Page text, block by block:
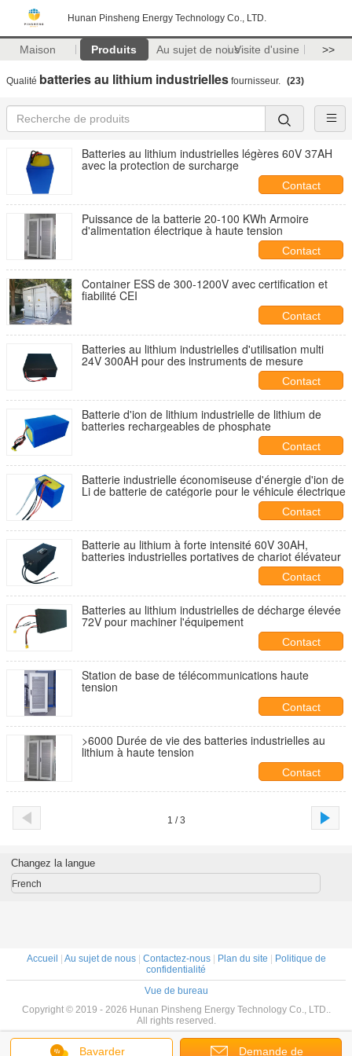
Hunan Pinsheng Energy Technology Co., LTD.
Maison Produits Au sujet de nousVisite d'usine >>
Qualité batteries au lithium industrielles fournisseur. (23)
Batteries au lithium industrielles légères 60V 37AH
avec la protection de surcharge
Contact
Puissance de la batterie 20-100 KWh Armoire
d'alimentation électrique à haute tension
Contact
Container ESS de 300-1200V avec certification et
fiabilité CEI
Contact
Batteries au lithium industrielles d'utilisation multi
24V 300AH pour des instruments de mesure
Contact
Batterie d'ion de lithium industrielle de lithium de
batteries rechargeables de phosphate
Contact
Batterie industrielle économiseuse d'énergie d'ion de
Li de batterie de catégorie pour le véhicule électrique
Contact
Batterie au lithium à forte intensité 60V 30AH,
batteries industrielles portatives de chariot élévateur
Contact
Batteries au lithium industrielles de décharge élevée
72V pour machiner l'équipement
Contact
Station de base de télécommunications haute
tension
Contact
>6000 Durée de vie des batteries industrielles au
lithium à haute tension
Contact
1 / 3
Bavarder Demande de
Changez la langue
French
Accueil Au sujet de nous| Contactez-nous| Plan du site
Politique de
confidentialité
Vue de bureau
Copyright © 2019 - 2026 Hunan Pinsheng Energy Technology Co., LTD..
All rights reserved.